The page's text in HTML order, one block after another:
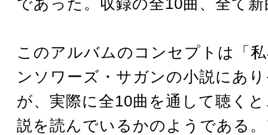
このアルバムのコンセプトは「
ンソワーズ・サガンの小説にあ
が、実際に全10曲を通して聴く
説を読んでいるかのようである